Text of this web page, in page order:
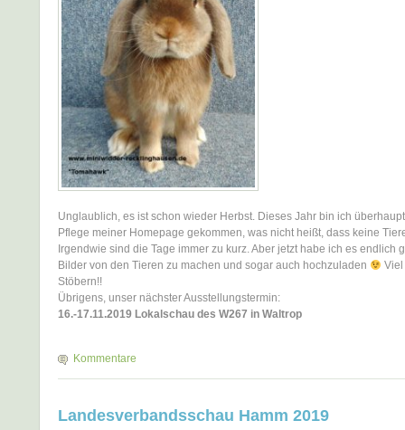
Unglaublich, es ist schon wieder Herbst. Dieses Jahr bin ich
Pflege meiner Homepage gekommen, was nicht heißt, dass keine
Irgendwie sind die Tage immer zu kurz. Aber jetzt habe ich es endlich
Bilder von den Tieren zu machen und sogar auch hochzuladen
Viel
Stöbern!!
Übrigens, unser nächster Ausstellungstermin:
16.-17.11.2019 Lokalschau des W267 in Waltrop
Kommentare
Landesverbandsschau Hamm 2019